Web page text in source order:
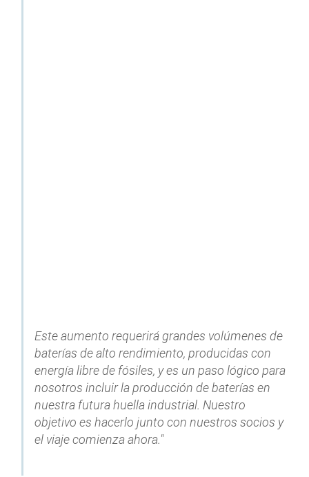
Este aumento requerirá grandes volúmenes de
baterías de alto rendimiento, producidas con
energía libre de fósiles, y es un paso lógico para
nosotros incluir la producción de baterías en
nuestra futura huella industrial. Nuestro
objetivo es hacerlo junto con nuestros socios y
el viaje comienza ahora."